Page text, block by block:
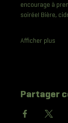
encourage à
soirée! Bière,
Afficher plus
Partager